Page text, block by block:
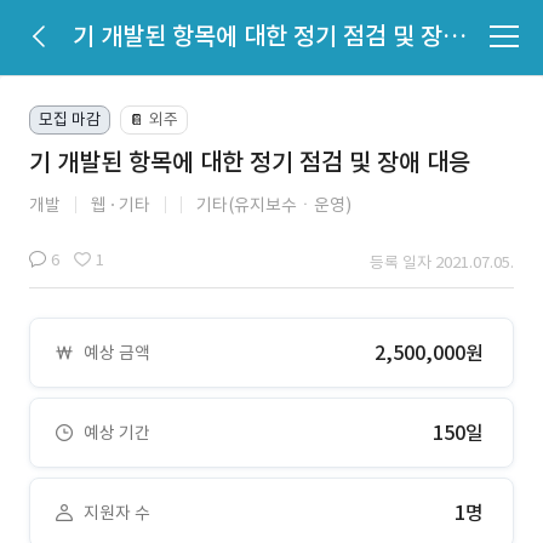
기 개발된 항목에 대한 정기 점검 및 장애 대응
모집 마감 📔 외주
기 개발된 항목에 대한 정기 점검 및 장애 대응
개발 웹 기타 기타(유지보수ㆍ운영)
6 1 등록 일자 2021.07.05.
예상 금액 2,500,000원
예상 기간 150일
지원자 수 1명